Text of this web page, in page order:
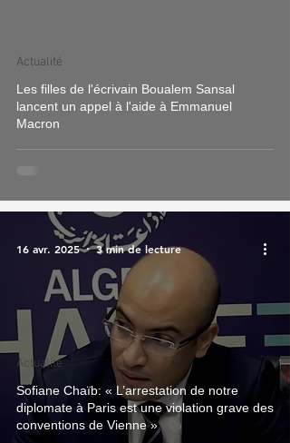
Les filles de l'écrivain Boualem Sansal
lancent un appel à l'aide à Emmanuel
Macron
Actualité
Sofiane Chaïb: « L’arrestation de notre
diplomate à Paris est une violation grave des
conventions de Vienne »
Actualité
16 avr. 2025 3 min de lecture